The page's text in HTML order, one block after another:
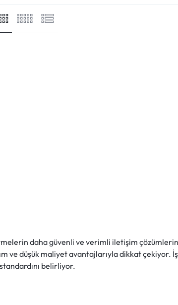
daha güvenli ve verimli iletişim
ve düşük maliyet avantajlarıyla dikkat çekiyor.
belirliyor.